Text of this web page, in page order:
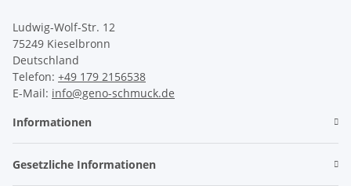
Ludwig-Wolf-Str. 12
75249 Kieselbronn
Deutschland
Telefon: +49 179 2156538
E-Mail: info@geno-schmuck.de
Informationen
Gesetzliche Informationen